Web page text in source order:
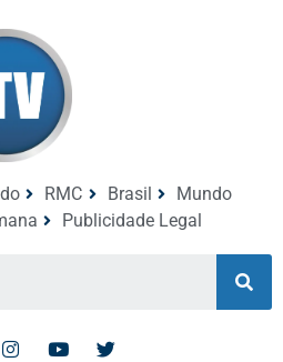
RMC Brasil
Mundo
Publicidade Legal